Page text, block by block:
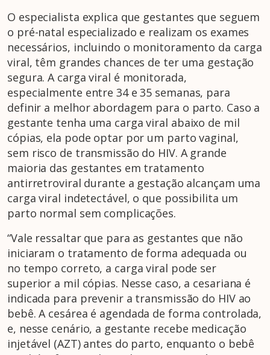
O especialista explica que gestantes que seguem
o pré-natal especializado e realizam os exames
necessários, incluindo o monitoramento da carga
viral, têm grandes chances de ter uma gestação
segura. A carga viral é monitorada,
especialmente entre 34 e 35 semanas, para
definir a melhor abordagem para o parto. Caso a
gestante tenha uma carga viral abaixo de mil
cópias, ela pode optar por um parto vaginal,
sem risco de transmissão do HIV. A grande
maioria das gestantes em tratamento
antirretroviral durante a gestação alcançam uma
carga viral indetectável, o que possibilita um
parto normal sem complicações.
“Vale ressaltar que para as gestantes que não
iniciaram o tratamento de forma adequada ou
no tempo correto, a carga viral pode ser
superior a mil cópias. Nesse caso, a cesariana é
indicada para prevenir a transmissão do HIV ao
bebê. A cesárea é agendada de forma controlada,
e, nesse cenário, a gestante recebe medicação
injetável (AZT) antes do parto, enquanto o bebê